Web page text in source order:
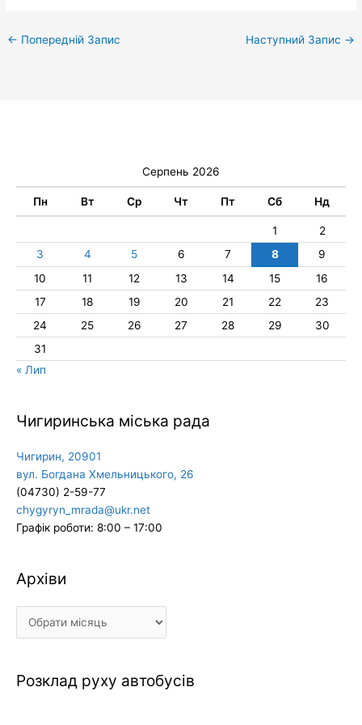
← Попередній Запис Наступний Запис →
Серпень 2026
Пн Вт Ср Чт Пт Сб Нд
1
2
3
4 5 6 7 8
9
10
11 12 13 14 15
16
17
18 19 20 21 22
23
24
25 26 27 28 29
30
31
« Лип
Чигиринська міська рада
Чигирин, 20901
вул. Богдана Хмельницького, 26
(04730) 2-59-77
chygyryn_mrada@ukr.net
Графік роботи: 8:00 – 17:00
Архіви
Архіви
Розклад руху автобусів